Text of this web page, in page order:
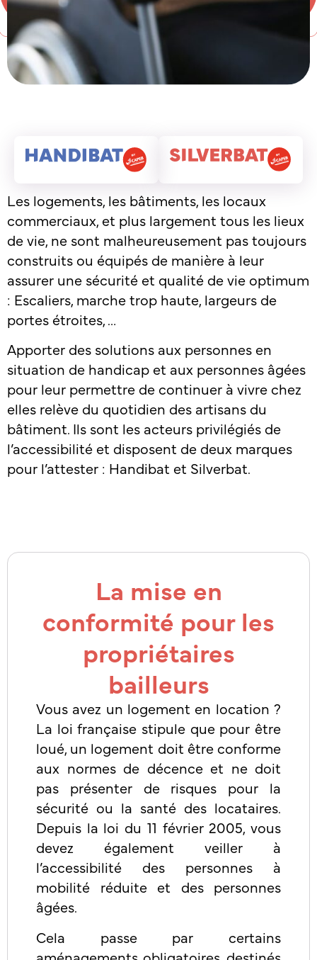
Les logements, les bâtiments, les locaux
commerciaux, et plus largement tous les lieux
de vie, ne sont malheureusement pas toujours
construits ou équipés de manière à leur
assurer une sécurité et qualité de vie optimum
: Escaliers, marche trop haute, largeurs de
portes étroites, …
Apporter des solutions aux personnes en
situation de handicap et aux personnes âgées
pour leur permettre de continuer à vivre chez
elles relève du quotidien des artisans du
bâtiment. Ils sont les acteurs privilégiés de
l’accessibilité et disposent de deux marques
pour l’attester : Handibat et Silverbat.
La mise en
conformité pour les
propriétaires
bailleurs
Vous avez un logement en location ?
La loi française stipule que pour être
loué, un logement doit être conforme
aux normes de décence et ne doit
pas présenter de risques pour la
sécurité ou la santé des locataires.
Depuis la loi du 11 février 2005, vous
devez également veiller à
l’accessibilité des personnes à
mobilité réduite et des personnes
âgées.
Cela passe par certains